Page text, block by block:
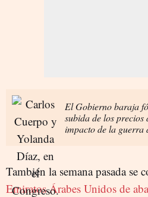
El Gobierno baraja
subida de los
impacto de la guerra
También la semana pasada se
Emiratos Árabes Unidos de